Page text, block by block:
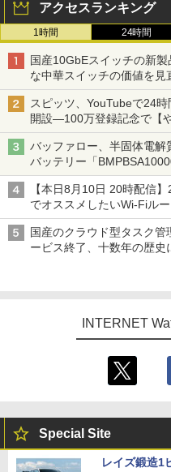
アクセスランキング
1時間 24時間
国産10GbEスイッチの新
な中華スイッチの価値を見
スピッツ、YouTubeで24
開設―100万登録記念で【
バッファロー、半固体電
バッテリー「
開始
【本日8月10日 20時配信
でオススメしたいWi-Fiル
水理史の「イニシャルB」
国産のクラウド型タスク
ービス終了、十数年の歴史
INTERNET
Special Site
レイズ鍛造1